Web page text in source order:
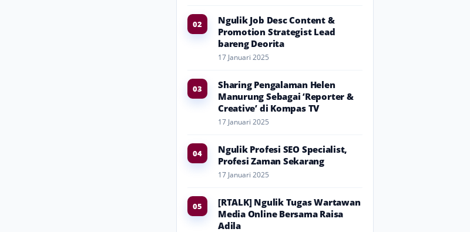
02
Ngulik Job Desc Content &
Promotion Strategist Lead
bareng Deorita
17 Januari 2025
03
Sharing Pengalaman Helen
Manurung Sebagai ‘Reporter &
Creative’ di Kompas TV
17 Januari 2025
04
Ngulik Profesi SEO Specialist,
Profesi Zaman Sekarang
17 Januari 2025
05
[RTALK] Ngulik Tugas Wartawan
Media Online Bersama Raisa
Adila